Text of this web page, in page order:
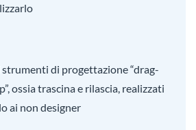
strumenti di progettazione “drag-
ossia trascina e rilascia, realizzati
ai non designer